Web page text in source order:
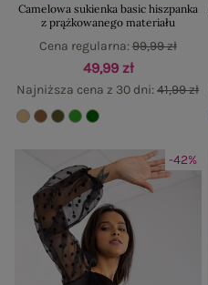
Camelowa sukienka basic hiszpanka
z prążkowanego materiału
49,99 zł
Najniższa cena z 30 dni:41,99 zł
Cena regularna:99,99 zł
-42%